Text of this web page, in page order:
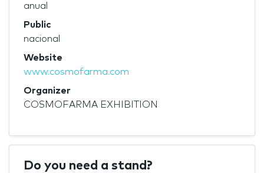
anual
Public
nacional
Website
www.cosmofarma.com
Organizer
COSMOFARMA EXHIBITION
Do you need a stand?